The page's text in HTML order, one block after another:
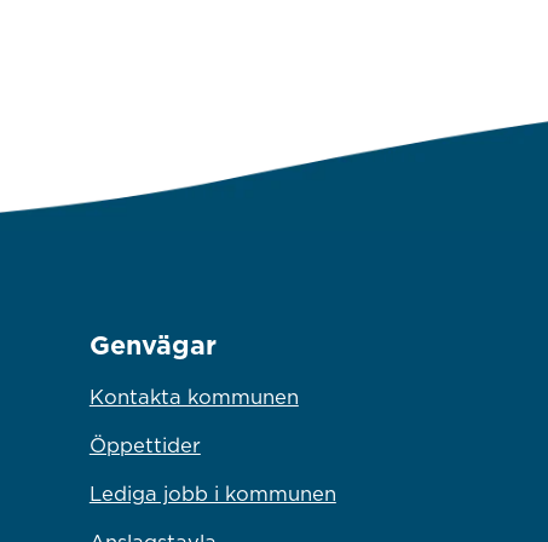
Genvägar
Kontakta kommunen
Öppettider
Lediga jobb i kommunen